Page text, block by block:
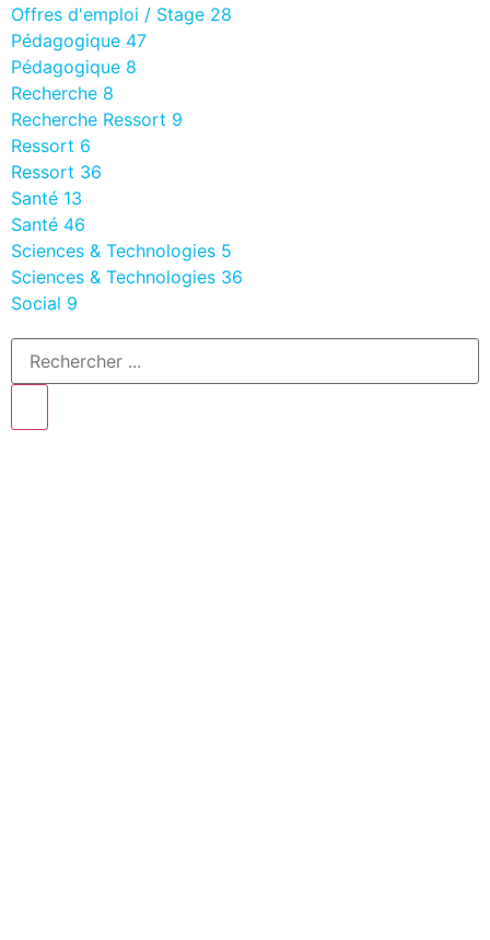
Offres d'emploi / Stage 28
Pédagogique 47
Pédagogique 8
Recherche 8
Recherche Ressort 9
Ressort 6
Ressort 36
Santé 13
Santé 46
Sciences & Technologies 5
Sciences & Technologies 36
Social 9